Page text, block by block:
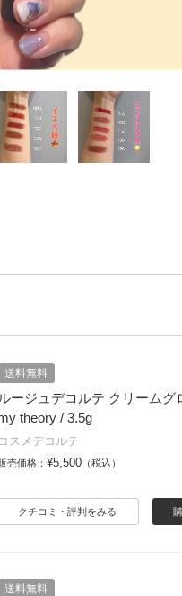
送料無料
ルージュデコルテ クリームグ
theory / 3.5g
コスメデコルテ
売価格： ¥5,500 （税込）
クチコミ・評判をみる
送料無料